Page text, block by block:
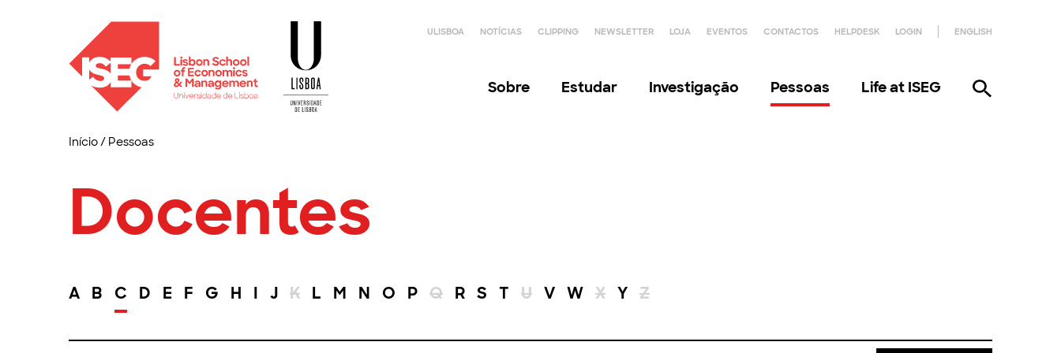
ULISBOA NOTÍCIAS CLIPPING NEWSLETTER LOJA EVENTOS CONTACTOS HELPDESK LOGIN ENGLISH
Sobre Estudar Investigação Pessoas Life at ISEG
Início/ Pessoas
Docentes
A B C D E F G H I J K L M N O P Q R S T U V W X Y Z